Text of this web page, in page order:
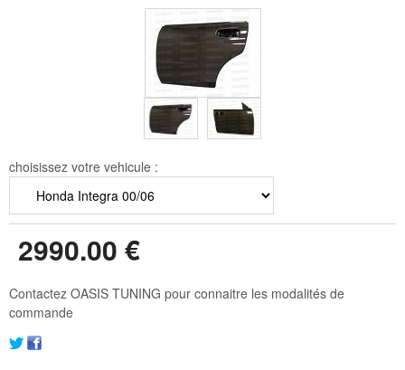
choisissez votre vehicule :
2990.00 €
Contactez OASIS TUNING pour connaitre les modalités de
commande